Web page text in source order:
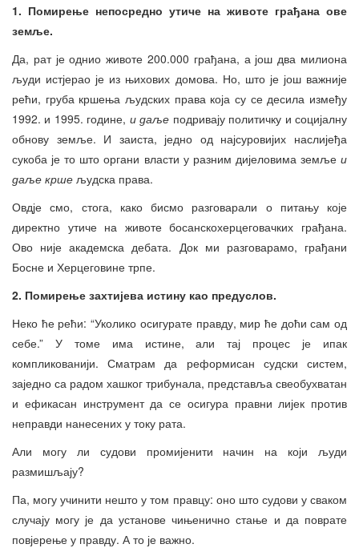
1. Помирење непосредно утиче на животе грађана ове
земље.
Да, рат је однио животе 200.000 грађана, а још два милиона
људи истјерао је из њихових домова. Но, што је још важније
рећи, груба кршења људских права која су се десила између
1992. и 1995. године, и даље подривају политичку и социјалну
обнову земље. И заиста, једно од најсуровијих наслијеђа
сукоба је то што органи власти у разним дијеловима земље и
даље крше људска права.
Овдје смо, стога, како бисмо разговарали о питању које
директно утиче на животе босанскохерцеговачких грађана.
Ово није академска дебата. Док ми разговарамо, грађани
Босне и Херцеговине трпе.
2. Помирење захтијева истину као предуслов.
Неко ће рећи: “Уколико осигурате правду, мир ће доћи сам од
себе.” У томе има истине, али тај процес је ипак
компликованији. Сматрам да реформисан судски систем,
заједно са радом хашког трибунала, представља свеобухватан
и ефикасан инструмент да се осигура правни лијек против
неправди нанесених у току рата.
Али могу ли судови промијенити начин на који људи
размишљају?
Па, могу учинити нешто у том правцу: оно што судови у сваком
случају могу је да установе чињенично стање и да поврате
повјерење у правду. А то је важно.